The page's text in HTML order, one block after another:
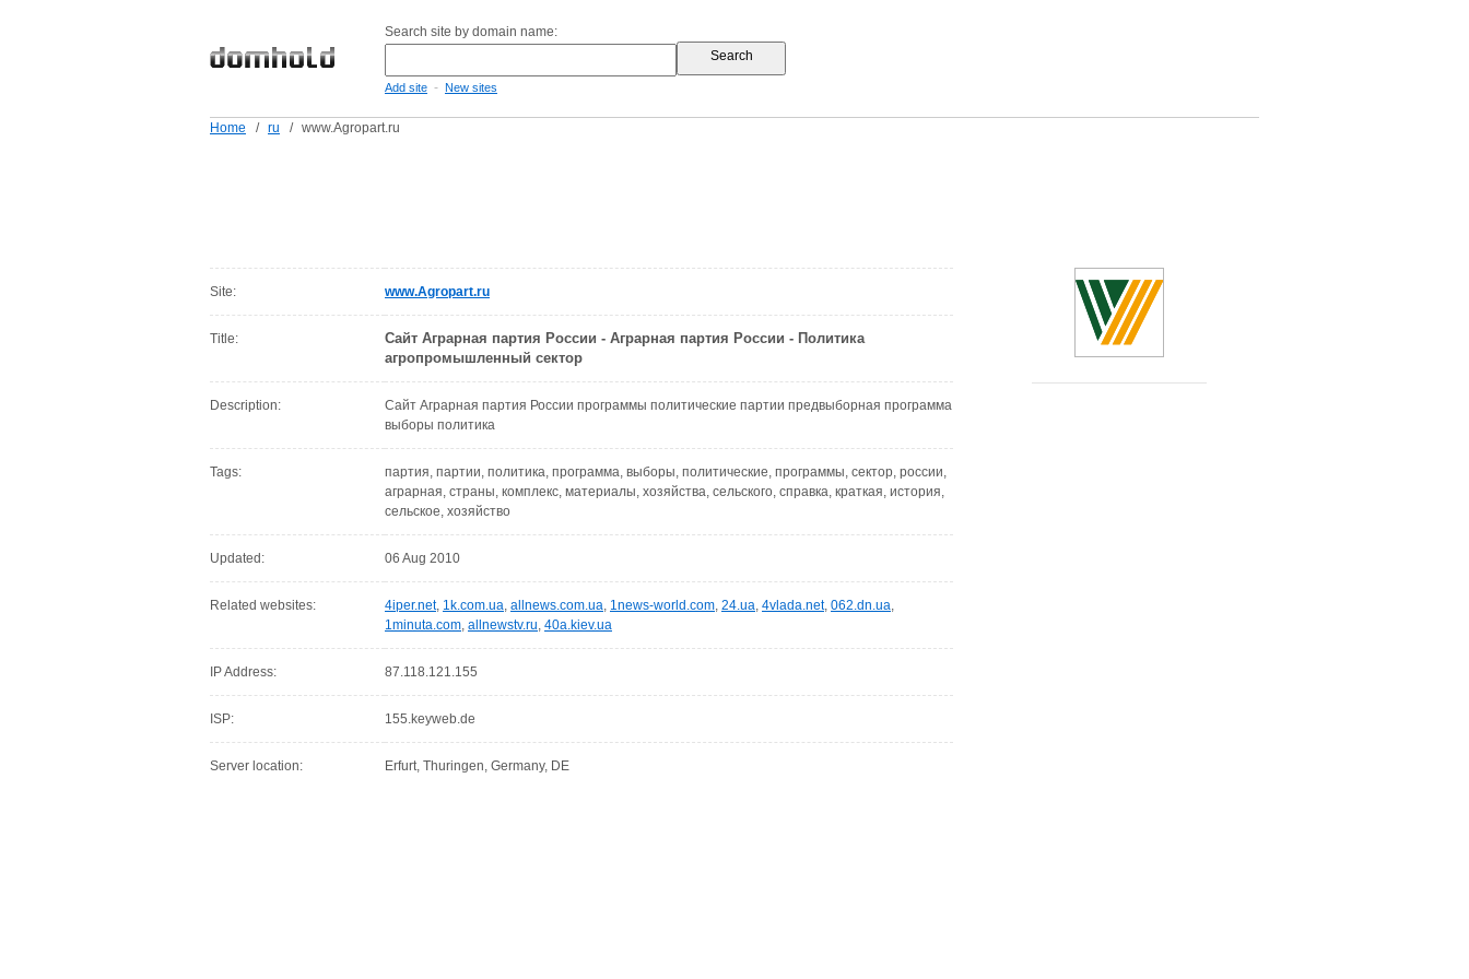
Search site by domain name:
Add site - New sites
Home / ru / www.Agropart.ru
Site: www.Agropart.ru
Title:
Сайт Аграрная партия России - Аграрная партия России - Политика
агропромышленный сектор
Description:
Сайт Аграрная партия России программы политические партии предвыборная программа
выборы политика
Tags:
партия, партии, политика, программа, выборы, политические, программы, сектор, россии,
аграрная, страны, комплекс, материалы, хозяйства, сельского, справка, краткая, история,
сельское, хозяйство
Updated: 06 Aug 2010
Related websites: 4iper.net, 1k.com.ua, allnews.com.ua, 1news-world.com, 24.ua, 4vlada.net, 062.dn.ua,
1minuta.com, allnewstv.ru, 40a.kiev.ua
IP Address: 87.118.121.155
ISP: 155.keyweb.de
Server location: Erfurt, Thuringen, Germany, DE